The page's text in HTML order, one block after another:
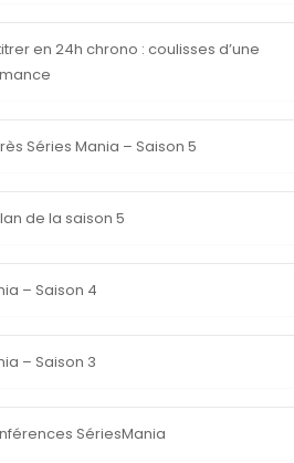
en 24h chrono : coulisses d’une
Séries Mania – Saison 5
de la saison 5
– Saison 4
– Saison 3
SériesMania